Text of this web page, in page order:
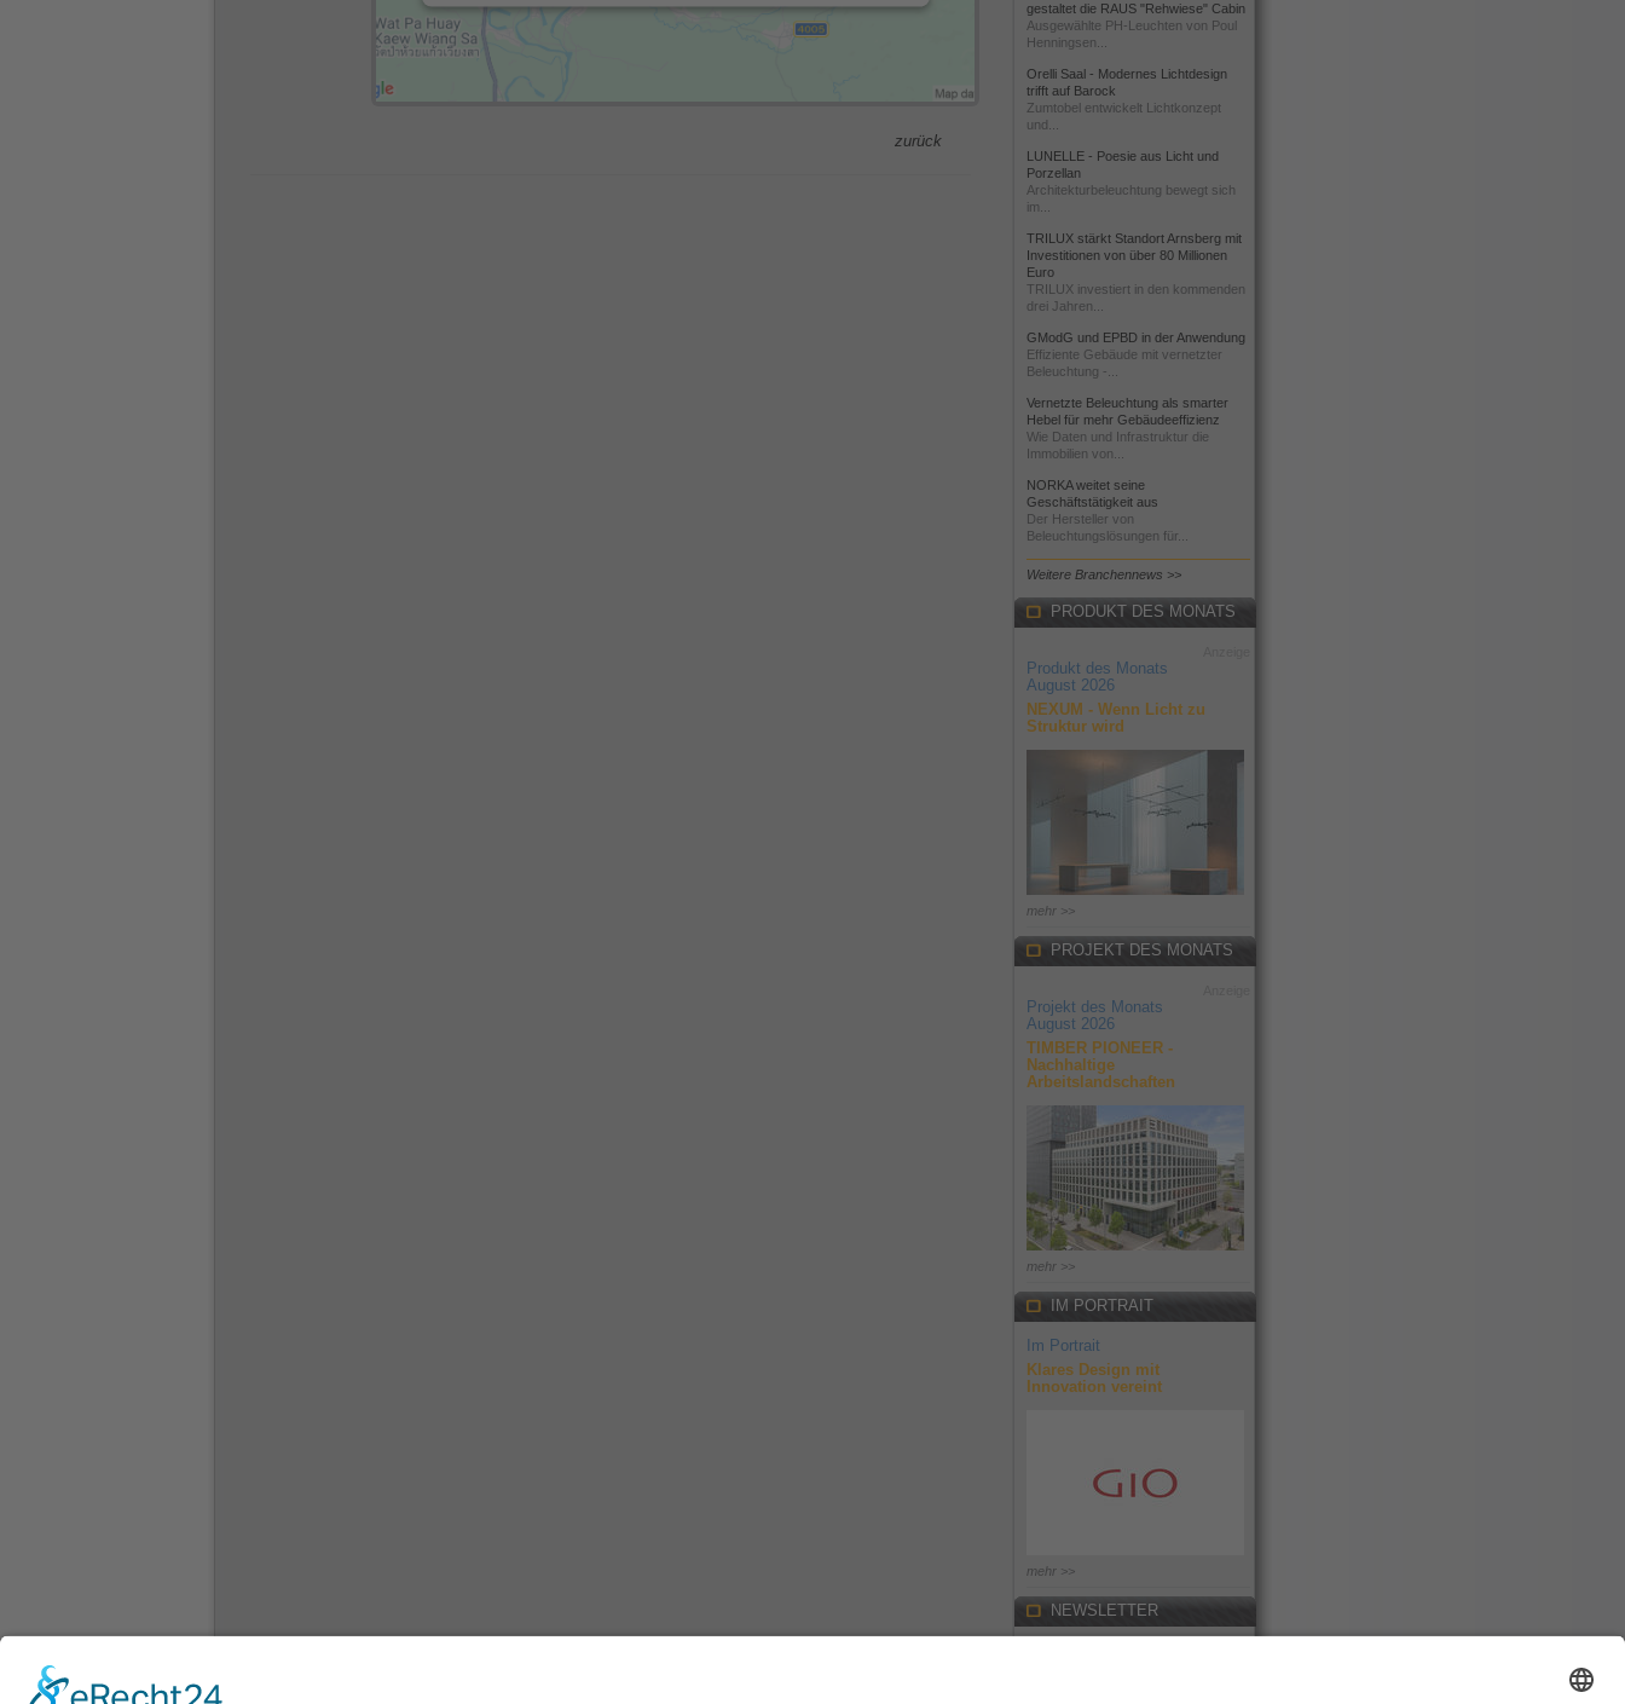
zurück
gestaltet die RAUS "Rehwiese" Cabin
Ausgewählte PH-Leuchten von Poul
Henningsen...
Orelli Saal - Modernes Lichtdesign
trifft auf Barock
Zumtobel entwickelt Lichtkonzept
und...
LUNELLE - Poesie aus Licht und
Porzellan
Architekturbeleuchtung bewegt sich
im...
TRILUX stärkt Standort Arnsberg mit
Investitionen von über 80 Millionen
Euro
TRILUX investiert in den kommenden
drei Jahren...
GModG und EPBD in der Anwendung
Effiziente Gebäude mit vernetzter
Beleuchtung -...
Vernetzte Beleuchtung als smarter
Hebel für mehr Gebäudeeffizienz
Wie Daten und Infrastruktur die
Immobilien von...
NORKA weitet seine
Geschäftstätigkeit aus
Der Hersteller von
Beleuchtungslösungen für...
Weitere Branchennews >>
PRODUKT DES MONATS
Produkt des Monats
August 2026
NEXUM - Wenn Licht zu
Struktur wird
mehr >>
PROJEKT DES MONATS
Projekt des Monats
August 2026
TIMBER PIONEER -
Nachhaltige
Arbeitslandschaften
mehr >>
IM PORTRAIT
Im Portrait
Klares Design mit
Innovation vereint
mehr >>
NEWSLETTER